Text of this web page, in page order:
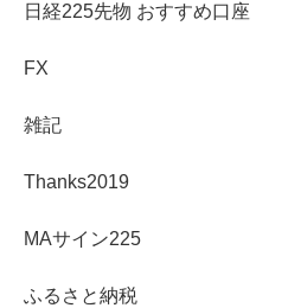
日経225先物 おすすめ口座
FX
雑記
Thanks2019
MAサイン225
ふるさと納税